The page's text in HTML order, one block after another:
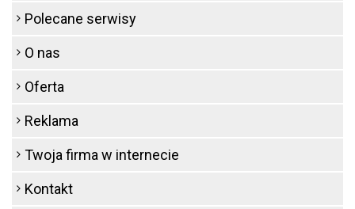
Polecane serwisy
O nas
Oferta
Reklama
Twoja firma w internecie
Kontakt